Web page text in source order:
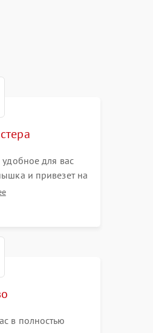
для вас
и привезет на
в полностью